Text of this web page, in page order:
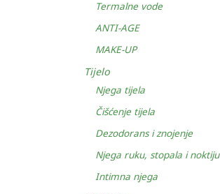
Termalne vode
ANTI-AGE
MAKE-UP
Tijelo
Njega tijela
Čišćenje tijela
Dezodorans i znojenje
Njega ruku, stopala i noktiju
Intimna njega